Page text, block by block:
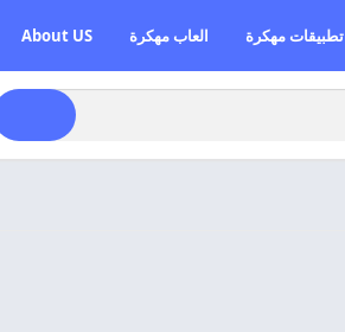
تطبيقات مهكرة العاب مهكرة About US